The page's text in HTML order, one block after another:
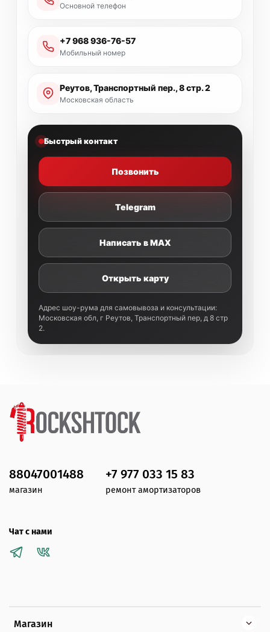
Основной телефон
+7 968 936-76-57
Мобильный номер
Реутов, Транспортный пер., 8 стр. 2
Московская область
Быстрый контакт
Позвонить
Telegram
Написать в MAX
Открыть карту
Адрес шоу-рума для самовывоза и консультации:
Московская обл, г Реутов, Транспортный пер, д 8 стр
2.
Магазин
88047001488
магазин
+7 977 033 15 83
ремонт амортизаторов
Чат с нами